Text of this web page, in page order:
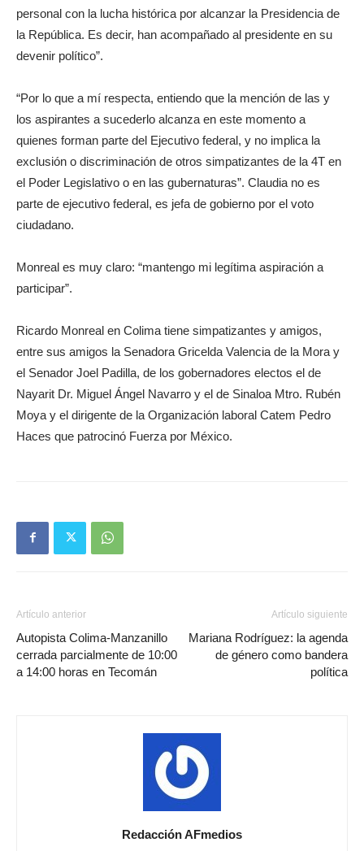
personal con la lucha histórica por alcanzar la Presidencia de
la República. Es decir, han acompañado al presidente en su
devenir político”.
“Por lo que a mí respecta, entiendo que la mención de las y
los aspirantes a sucederlo alcanza en este momento a
quienes forman parte del Ejecutivo federal, y no implica la
exclusión o discriminación de otros simpatizantes de la 4T en
el Poder Legislativo o en las gubernaturas”. Claudia no es
parte de ejecutivo federal, es jefa de gobierno por el voto
ciudadano.
Monreal es muy claro: “mantengo mi legítima aspiración a
participar”.
Ricardo Monreal en Colima tiene simpatizantes y amigos,
entre sus amigos la Senadora Gricelda Valencia de la Mora y
el Senador Joel Padilla, de los gobernadores electos el de
Nayarit Dr. Miguel Ángel Navarro y el de Sinaloa Mtro. Rubén
Moya y el dirigente de la Organización laboral Catem Pedro
Haces que patrocinó Fuerza por México.
Artículo anterior
Autopista Colima-Manzanillo
cerrada parcialmente de 10:00
a 14:00 horas en Tecomán
Artículo siguiente
Mariana Rodríguez: la agenda
de género como bandera
política
Redacción AFmedios